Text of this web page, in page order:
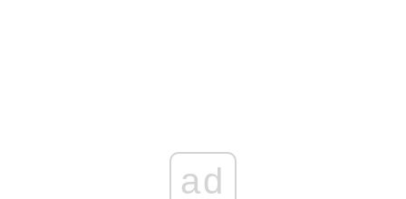
ad